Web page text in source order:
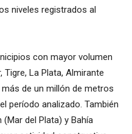
niveles registrados al
con mayor volumen
La Plata, Almirante
de un millón de metros
período analizado. También
del Plata) y Bahía